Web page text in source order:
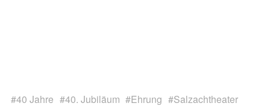
#40 Jahre #40. Jubiläum #Ehrung #Salzachtheater